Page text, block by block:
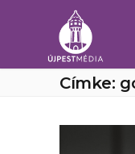
Címke: